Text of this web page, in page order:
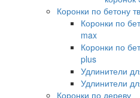
Коронки по бетону
Коронки по
max
Коронки по
plus
Удлинители
Удлинители
Коронки по дереву